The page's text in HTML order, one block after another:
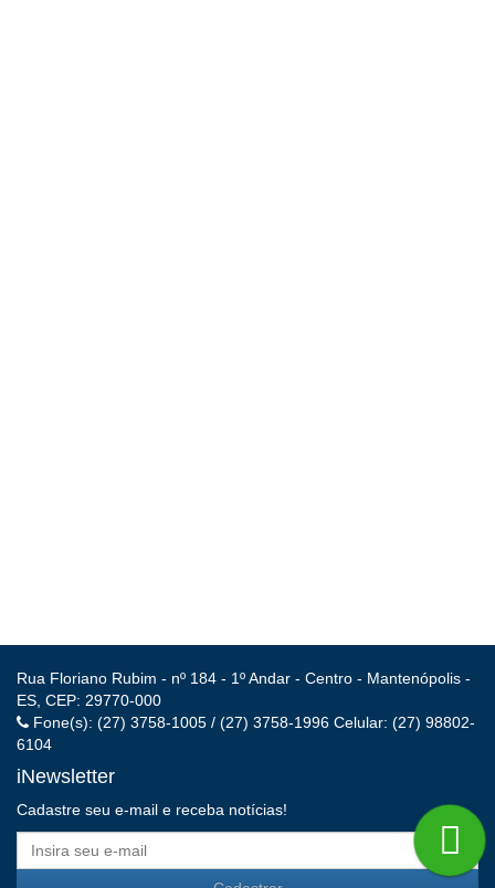
Rua Floriano Rubim - nº 184 - 1º Andar - Centro - Mantenópolis -
ES, CEP: 29770-000
Fone(s): (27) 3758-1005 / (27) 3758-1996 Celular: (27) 98802-
6104
iNewsletter
Cadastre seu e-mail e receba notícias!